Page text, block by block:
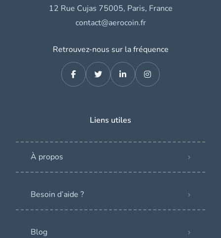
12 Rue Cujas 75005, Paris, France
contact@aerocoin.fr
Retrouvez-nous sur la fréquence
Liens utiles
À propos
Besoin d’aide ?
Blog